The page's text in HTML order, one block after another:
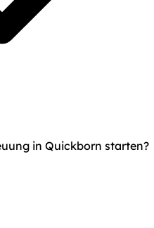
in Quickborn starten?